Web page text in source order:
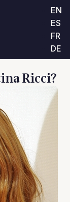
EN
ES
FR
DE
Ricci?